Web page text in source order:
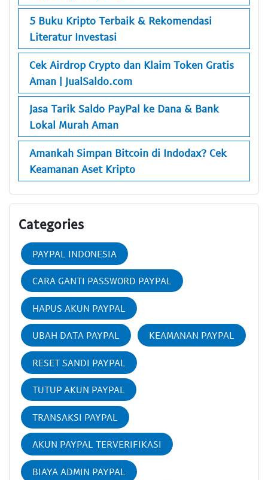
5 Buku Kripto Terbaik & Rekomendasi
Literatur Investasi
Cek Airdrop Crypto dan Klaim Token Gratis
Aman | JualSaldo.com
Jasa Tarik Saldo PayPal ke Dana & Bank
Lokal Murah Aman
Amankah Simpan Bitcoin di Indodax? Cek
Keamanan Aset Kripto
Categories
PAYPAL INDONESIA
CARA GANTI PASSWORD PAYPAL
HAPUS AKUN PAYPAL
UBAH DATA PAYPAL KEAMANAN PAYPAL
RESET SANDI PAYPAL
TUTUP AKUN PAYPAL
TRANSAKSI PAYPAL
AKUN PAYPAL TERVERIFIKASI
BIAYA ADMIN PAYPAL